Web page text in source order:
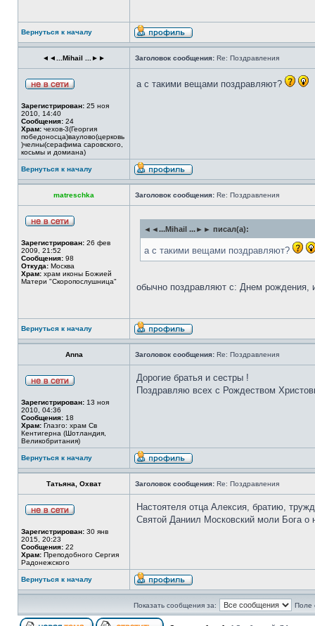
Вернуться к началу
◄◄...Mihail ...►► Заголовок сообщения: Re: Поздравления
Зарегистрирован: 25 ноя
2010, 14:40
Сообщения: 24
Храм: чехов-3(Георгия
победоносца)ваулово(церковь
)челны(серафима саровского,
косьмы и домиана)
а с такими вещами поздравляют?
Вернуться к началу
matreschka Заголовок сообщения: Re: Поздравления
Зарегистрирован: 26 фев
2009, 21:52
Сообщения: 98
Откуда: Москва
Храм: храм иконы Божией
Матери "Скоропослушница"
◄◄...Mihail ...►► писал(а):
а с такими вещами поздравляют?
обычно поздравляют с: Днем рождения,
Вернуться к началу
Anna Заголовок сообщения: Re: Поздравления
Зарегистрирован: 13 ноя
2010, 04:36
Сообщения: 18
Храм: Глазго: храм Cв
Кентигерна (Шотландия,
Великобритания)
Дорогие братья и сестры !
Поздравляю всех с Рождеством
Вернуться к началу
Татьяна, Охват Заголовок сообщения: Re: Поздравления
Зарегистрирован: 30 янв
2015, 20:23
Сообщения: 22
Храм: Преподобного Сергия
Радонежского
Настоятеля отца Алексия, братию,
Святой Даниил Московский моли Бога о
Вернуться к началу
Показать сообщения за: Поле